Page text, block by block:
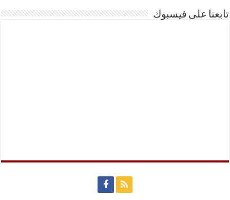
تابعنا على فيسبوك